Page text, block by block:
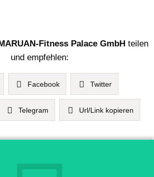
Fitness Palace GmbHteilen
und empfehlen:
Facebook Twitter
Telegram Url/Link kopieren